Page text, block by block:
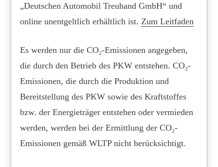
„Deutschen Automobil Treuhand GmbH“ und
online unentgeltlich erhältlich ist. Zum Leitfaden
Es werden nur die CO₂-Emissionen angegeben,
die durch den Betrieb des PKW entstehen. CO₂-
Emissionen, die durch die Produktion und
Bereitstellung des PKW sowie des Kraftstoffes
bzw. der Energieträger entstehen oder vermieden
werden, werden bei der Ermittlung der CO₂-
Emissionen gemäß WLTP nicht berücksichtigt.